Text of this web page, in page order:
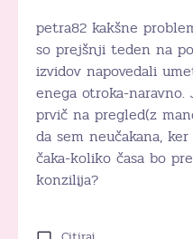
petra82 kakšne
so prejšnji teden na
izvidov napovedali
enega otroka-
prvič na pregled(z
da sem neučakana,
čaka-koliko časa bo
konzilija?